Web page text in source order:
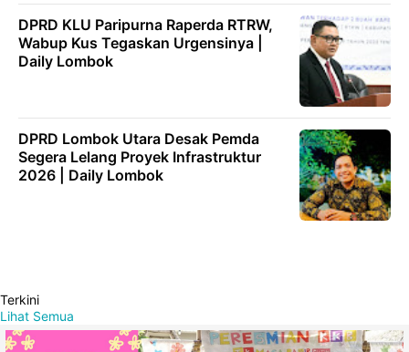
DPRD KLU Paripurna Raperda RTRW,
Wabup Kus Tegaskan Urgensinya |
Daily Lombok
DPRD Lombok Utara Desak Pemda
Segera Lelang Proyek Infrastruktur
2026 | Daily Lombok
Terkini
Lihat Semua